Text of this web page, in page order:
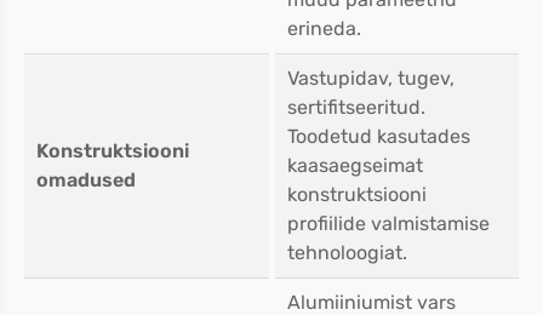
erineda.
Konstruktsiooni
omadused
Vastupidav, tugev,
sertifitseeritud.
Toodetud kasutades
kaasaegseimat
konstruktsiooni
profiilide valmistamise
tehnoloogiat.
Alumiiniumist vars